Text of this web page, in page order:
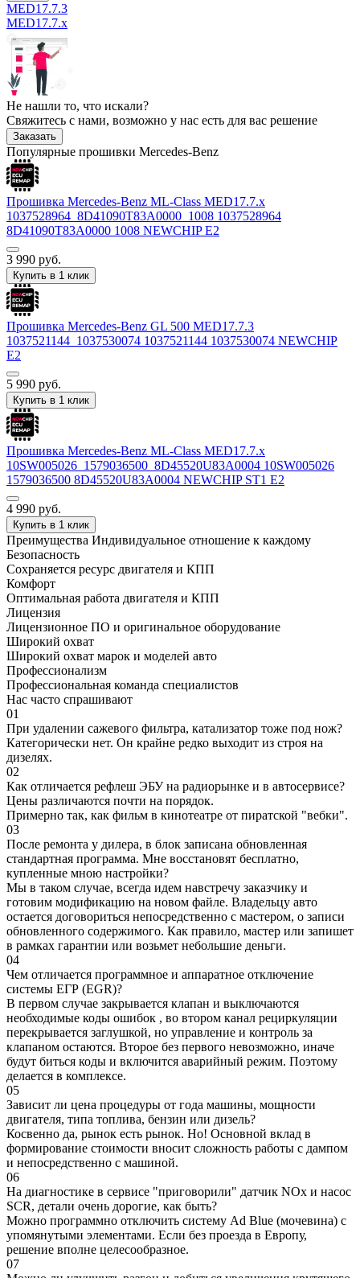
MED17.7.3
MED17.7.x
Не нашли то, что искали?
Свяжитесь с нами, возможно у нас есть для вас решение
Заказать
Популярные прошивки Mercedes-Benz
Прошивка Mercedes-Benz ML-Class MED17.7.x
1037528964_8D41090T83A0000_1008 1037528964
8D41090T83A0000 1008 NEWCHIP E2
3 990 руб.
Купить в 1 клик
Прошивка Mercedes-Benz GL 500 MED17.7.3
1037521144_1037530074 1037521144 1037530074 NEWCHIP
E2
5 990 руб.
Купить в 1 клик
Прошивка Mercedes-Benz ML-Class MED17.7.x
10SW005026_1579036500_8D45520U83A0004 10SW005026
1579036500 8D45520U83A0004 NEWCHIP ST1 E2
4 990 руб.
Купить в 1 клик
Преимущества Индивидуальное отношение к каждому
Безопасность
Сохраняется ресурс двигателя и КПП
Комфорт
Оптимальная работа двигателя и КПП
Лицензия
Лицензионное ПО и оригинальное оборудование
Широкий охват
Широкий охват марок и моделей авто
Профессионализм
Профессиональная команда специалистов
Нас часто спрашивают
01
При удалении сажевого фильтра, катализатор тоже под нож?
Категорически нет. Он крайне редко выходит из строя на
дизелях.
02
Как отличается рефлеш ЭБУ на радиорынке и в автосервисе?
Цены различаются почти на порядок.
Примерно так, как фильм в кинотеатре от пиратской "вебки".
03
После ремонта у дилера, в блок записана обновленная
стандартная программа. Мне восстановят бесплатно,
купленные мною настройки?
Мы в таком случае, всегда идем навстречу заказчику и
готовим модификацию на новом файле. Владельцу авто
остается договориться непосредственно с мастером, о записи
обновленного содержимого. Как правило, мастер или запишет
в рамках гарантии или возьмет небольшие деньги.
04
Чем отличается программное и аппаратное отключение
системы ЕГР (EGR)?
В первом случае закрывается клапан и выключаются
необходимые коды ошибок , во втором канал рециркуляции
перекрывается заглушкой, но управление и контроль за
клапаном остаются. Второе без первого невозможно, иначе
будут биться коды и включится аварийный режим. Поэтому
делается в комплексе.
05
Зависит ли цена процедуры от года машины, мощности
двигателя, типа топлива, бензин или дизель?
Косвенно да, рынок есть рынок. Но! Основной вклад в
формирование стоимости вносит сложность работы с дампом
и непосредственно с машиной.
06
На диагностике в сервисе "приговорили" датчик NOx и насос
SCR, детали очень дорогие, как быть?
Можно программно отключить систему Ad Blue (мочевина) с
упомянутыми элементами. Если без проезда в Европу,
решение вполне целесообразное.
07